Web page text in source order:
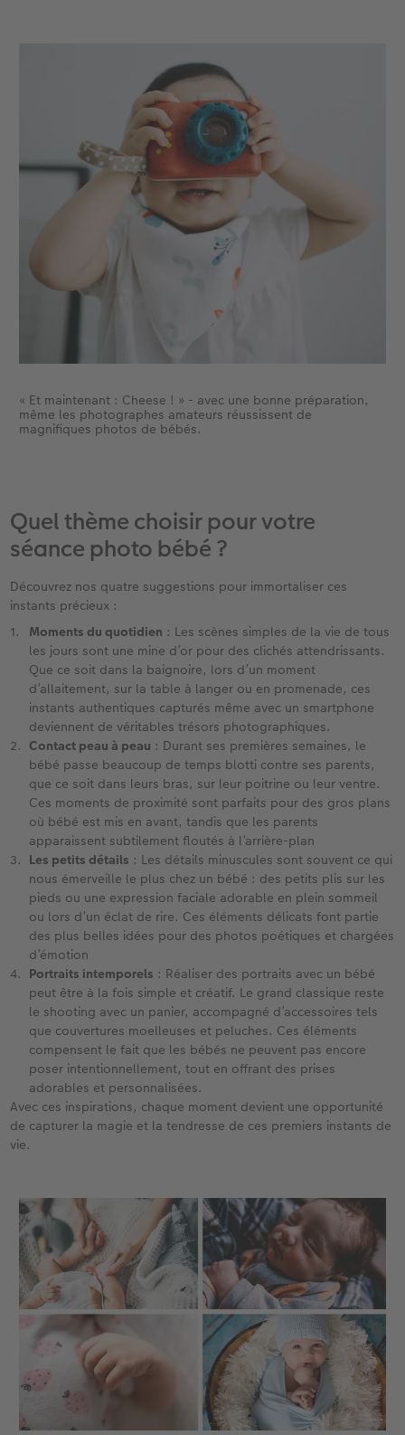
« Et maintenant : Cheese ! » - avec une bonne préparation,
même les photographes amateurs réussissent de
magnifiques photos de bébés.
Quel thème choisir pour votre
séance photo bébé ? ​
Découvrez nos quatre suggestions pour immortaliser ces
instants précieux : ​
Moments du quotidien : Les scènes simples de la vie de tous
les jours sont une mine d’or pour des clichés attendrissants.
Que ce soit dans la baignoire, lors d’un moment
d’allaitement, sur la table à langer ou en promenade, ces
instants authentiques capturés même avec un smartphone
deviennent de véritables trésors photographiques. ​
Contact peau à peau : Durant ses premières semaines, le
bébé passe beaucoup de temps blotti contre ses parents,
que ce soit dans leurs bras, sur leur poitrine ou leur ventre.
Ces moments de proximité sont parfaits pour des gros plans
où bébé est mis en avant, tandis que les parents
apparaissent subtilement floutés à l’arrière-plan
Les petits détails : Les détails minuscules sont souvent ce qui
nous émerveille le plus chez un bébé : des petits plis sur les
pieds ou une expression faciale adorable en plein sommeil
ou lors d’un éclat de rire. Ces éléments délicats font partie
des plus belles idées pour des photos poétiques et chargées
d’émotion
Portraits intemporels​ : Réaliser des portraits avec un bébé
peut être à la fois simple et créatif. Le grand classique reste
le shooting avec un panier, accompagné d’accessoires tels
que couvertures moelleuses et peluches. Ces éléments
compensent le fait que les bébés ne peuvent pas encore
poser intentionnellement, tout en offrant des prises
adorables et personnalisées. ​
Avec ces inspirations, chaque moment devient une opportunité
de capturer la magie et la tendresse de ces premiers instants de
vie.